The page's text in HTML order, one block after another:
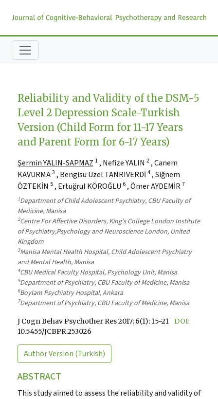
Reliability and Validity of the DSM-5
Level 2 Depression Scale-Turkish
Version (Child Form for 11-17 Years
and Parent Form for 6-17 Years)
Şermin YALIN-SAPMAZ 1 , Nefize YALIN 2 , Canem
KAVURMA3 , Bengisu Uzel TANRIVERDİ 4 , Siğnem
ÖZTEKİN 5 , Ertuğrul KÖROĞLU 6 , Ömer AYDEMİR7
1Department of Child Adolescent Psychiatry, CBU Faculty of
Medicine, Manisa
2Centre For Affective Disorders, King’s College London Institute
of Psychiatry,Psychology and Neuroscience London, United
Kingdom
3Manisa Mental Health Hospital, Child Adolescent Psychiatry
and Mental Health, Manisa
4CBU Medical Faculty Hospital, Psychology Unit, Manisa
5Department of Psychiatry, CBU Faculty of Medicine, Manisa
6Boylam Psychiatry Hospital, Ankara
7Department of Psychiatry, CBU Faculty of Medicine, Manisa
J Cogn Behav Psychother Res 2017; 6(1): 15-21
DOI:
10.5455/JCBPR.253026
Author Version (Turkish)
ABSTRACT
This study aimed to assess the reliability and validity of